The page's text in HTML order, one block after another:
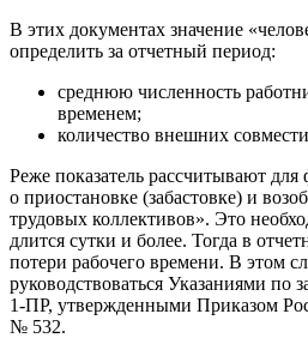
В этих документах значение
определить за отчетный период:
среднюю численность
временем;
количество внешних
Реже показатель рассчитывают
о приостановке (забастовке) и
трудовых коллективов». Это
длится сутки и более. Тогда в
потери рабочего времени. В этом
руководствоваться Указаниями
1‑ПР, утвержденными Приказом
№ 532.